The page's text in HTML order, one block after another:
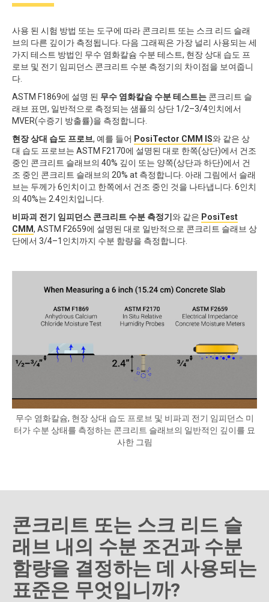
사용 된 시험 방법 또는 도구에 따라 콘크리트 또는 스크 리드 슬래
브의 다른 깊이가 측정됩니다. 다음 그래픽은 가장 널리 사용되는 세
가지 테스트 방법인 무수 염화칼슘 수분 테스트, 현장 상대 습도 프
로브 및 전기 임피던스 콘크리트 수분 측정기의 차이점을 보여줍니
다.
ASTM F1869에 설명 된 무수 염화칼슘 수분 테스트는 콘크리트 슬
래브 표면, 일반적으로 측정되는 샘플의 상단 1/2–3/4인치에서
MVER(수증기 방출률)을 측정합니다.
현장 상대 습도 프로브, 예를 들어 PosiTector CMM IS와 같은 상
대 습도 프로브는 ASTM F2170에 설명된 대로 한쪽(상단)에서 건조
중인 콘크리트 슬래브의 40% 깊이 또는 양쪽(상단과 하단)에서 건
조 중인 콘크리트 슬래브의 20% at 측정합니다. 아래 그림에서 슬래
브는 두께가 6인치이고 한쪽에서 건조 중인 것을 나타냅니다. 6인치
의 40%는 2.4인치입니다.
비파괴 전기 임피던스 콘크리트 수분 측정기와 같은 PosiTest
CMM, ASTM F2659에 설명된 대로 일반적으로 콘크리트 슬래브 상
단에서 3/4–1인치까지 수분 함량을 측정합니다.
무수 염화칼슘, 현장 상대 습도 프로브 및 비파괴 전기 임피던스 미
터가 수분 상태를 측정하는 콘크리트 슬래브의 일반적인 깊이를 묘
사한 그림
콘크리트 또는 스크 리드 슬
래브 내의 수분 조건과 수분
함량을 결정하는 데 사용되는
표준은 무엇입니까?